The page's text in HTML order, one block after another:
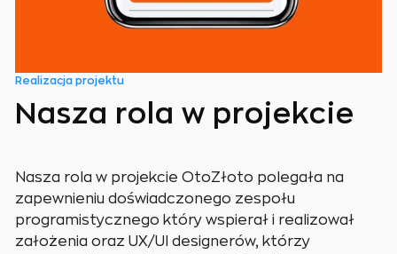
Realizacja projektu
Nasza rola w projekcie
Nasza rola w projekcie OtoZłoto polegała na
zapewnieniu doświadczonego zespołu
programistycznego który wspierał i realizował
założenia oraz UX/UI designerów, którzy